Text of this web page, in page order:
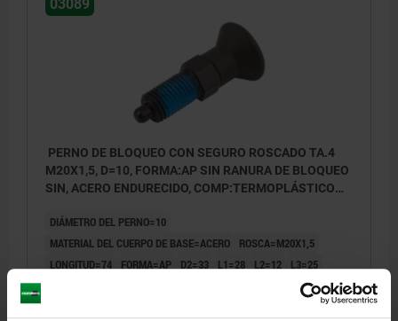
03089
PERNO DE BLOQUEO CON SEGURO ROSCADO TA.4
M20X1,5, D=10, FORMA:AP SIN RANURA DE BLOQUEO
SIN, ACERO ENDURECIDO, COMP:TERMOPLÁSTICO
DIÁMETRO DEL PERNO=10
MATERIAL DEL CUERPO DE BASE=ACERO
ROSCA=M20X1,5
LONGITUD=74
FORMA=AP D2=33 L1=28 L2=12
L3=25